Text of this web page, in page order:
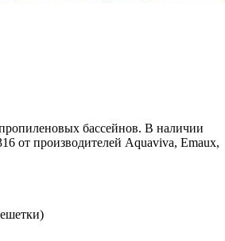
бассейнов. В наличии
от производителей Aquaviva, Emaux,